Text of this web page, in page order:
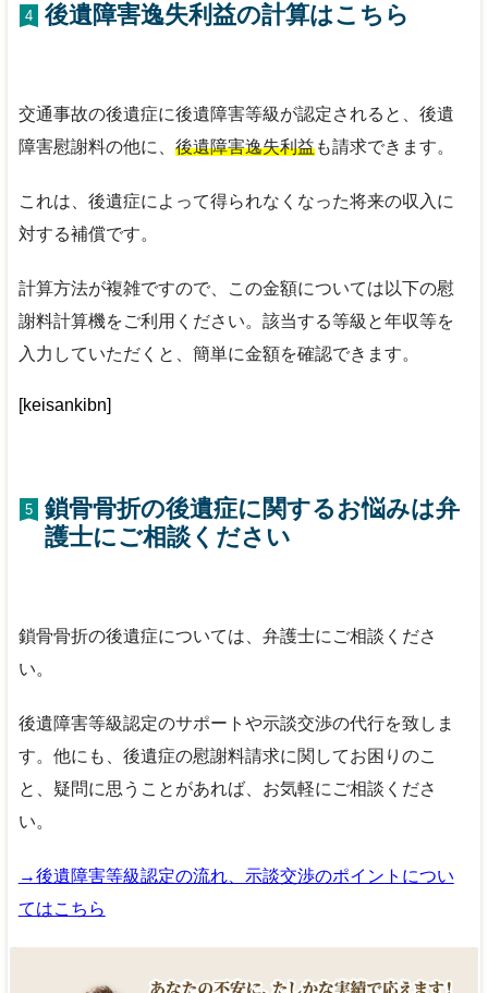
4 後遺障害逸失利益の計算はこちら
交通事故の後遺症に後遺障害等級が認定されると、後遺
障害慰謝料の他に、 後遺障害逸失利益も請求できます。
これは、後遺症によって得られなくなった将来の収入に
対する補償です。
計算方法が複雑ですので、この金額については以下の慰
謝料計算機をご利用ください。該当する等級と年収等を
入力していただくと、簡単に金額を確認できます。
[keisankibn]
5
鎖骨骨折の後遺症に関するお悩みは弁
護士にご相談ください
鎖骨骨折の後遺症については、弁護士にご相談くださ
い。
後遺障害等級認定のサポートや示談交渉の代行を致しま
す。他にも、後遺症の慰謝料請求に関してお困りのこ
と、疑問に思うことがあれば、お気軽にご相談くださ
い。
→後遺障害等級認定の流れ、示談交渉のポイントについ
てはこちら